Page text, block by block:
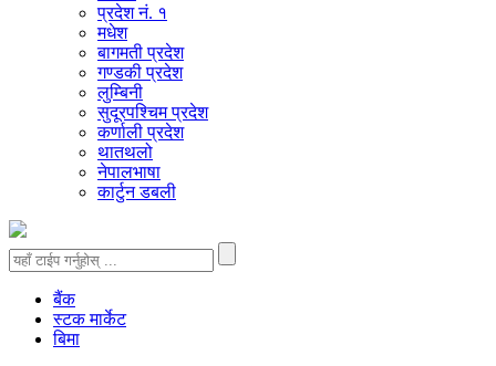
प्रदेश नं. १
मधेश
बागमती प्रदेश
गण्डकी प्रदेश
लुम्बिनी
सुदूरपश्चिम प्रदेश
कर्णाली प्रदेश
थातथलो
नेपालभाषा
कार्टुन डबली
बैंक
स्टक मार्केट
बिमा